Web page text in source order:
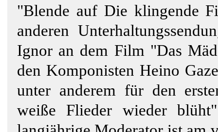
"Blende auf Die klingende
anderen
Ignor an dem Film "Das
den Komponisten Heino
unter anderem für den
weiße Flieder wieder